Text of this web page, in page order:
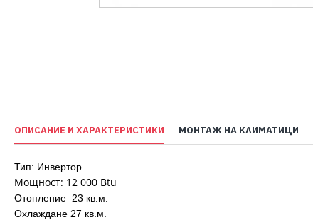
ОПИСАНИЕ И ХАРАКТЕРИСТИКИ МОНТАЖ НА КЛИМАТИЦИ
Тип: Инвертор
Moщност: 12 000 Btu
Отопление 23 кв.м.
Охлаждане 27 кв.м.